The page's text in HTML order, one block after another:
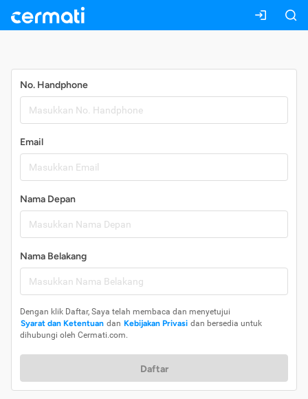
No. Handphone
Email
Nama Depan
Nama Belakang
Dengan klik Daftar, Saya telah membaca dan menyetujui
Syarat dan Ketentuan dan Kebijakan Privasi dan bersedia untuk
dihubungi oleh Cermati.com.
Daftar